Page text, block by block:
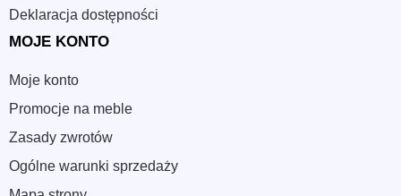
Deklaracja dostępności
MOJE KONTO
Moje konto
Promocje na meble
Zasady zwrotów
Ogólne warunki sprzedaży